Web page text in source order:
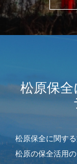
松原保
松原保全に関す
松原の保全活用